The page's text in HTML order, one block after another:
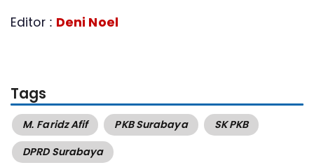
Editor : Deni Noel
Tags
M. Faridz Afif PKB Surabaya
SK PKB
DPRD Surabaya